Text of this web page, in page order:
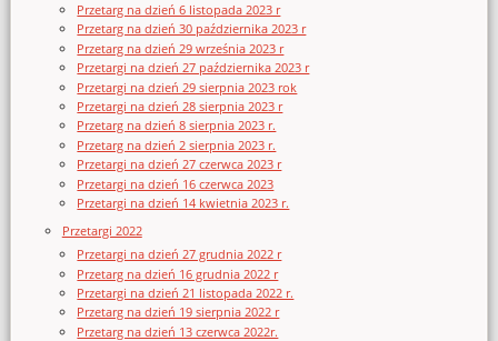
Przetarg na dzień 6 listopada 2023 r
Przetarg na dzień 30 października 2023 r
Przetarg na dzień 29 września 2023 r
Przetargi na dzień 27 października 2023 r
Przetargi na dzień 29 sierpnia 2023 rok
Przetargi na dzień 28 sierpnia 2023 r
Przetarg na dzień 8 sierpnia 2023 r.
Przetarg na dzień 2 sierpnia 2023 r.
Przetargi na dzień 27 czerwca 2023 r
Przetargi na dzień 16 czerwca 2023
Przetargi na dzień 14 kwietnia 2023 r.
Przetargi 2022
Przetargi na dzień 27 grudnia 2022 r
Przetarg na dzień 16 grudnia 2022 r
Przetargi na dzień 21 listopada 2022 r.
Przetarg na dzień 19 sierpnia 2022 r
Przetarg na dzień 13 czerwca 2022r.